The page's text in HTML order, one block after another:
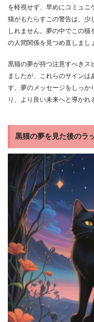
を軽視せず、早めにコミュニ
猫がもたらすこの警告は、少
しれません。夢の中でこの
の人間関係を見つめ直しまし
黒猫の夢が持つ注意すべきス
ましたが、これらのサイン
す。夢のメッセージをしっか
り、より良い未来へと導かれ
黒猫の夢を見た後のラ